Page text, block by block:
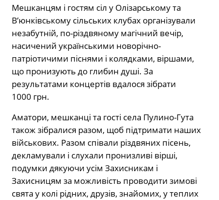
Мешканцям і гостям сіл у Олізарському та
В’юнківському сільських клубах організували
незабутній, по-різдвяному магічний вечір,
насичений українськими новорічно-
патріотичими піснями і колядками, віршами,
що пронизують до глибин душі. За
результатами концертів вдалося зібрати
1000 грн.
Аматори, мешканці та гості села Пулино-Гута
також зібралися разом, щоб підтримати наших
військових. Разом співали різдвяних пісень,
декламували і слухали пронизливі вірші,
подумки дякуючи усім Захисникам і
Захисницям за можливість проводити зимові
свята у колі рідних, друзів, знайомих, у теплих